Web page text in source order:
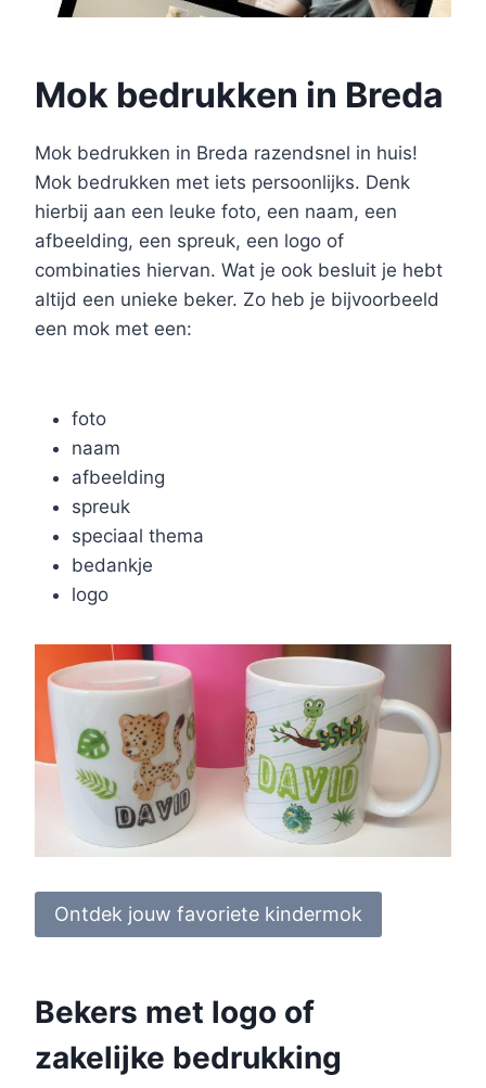
Mok bedrukken in Breda
Mok bedrukken in Breda razendsnel in huis!
Mok bedrukken met iets persoonlijks. Denk
hierbij aan een leuke foto, een naam, een
afbeelding, een spreuk, een logo of
combinaties hiervan. Wat je ook besluit je hebt
altijd een unieke beker. Zo heb je bijvoorbeeld
een mok met een:
foto
naam
afbeelding
spreuk
speciaal thema
bedankje
logo
Ontdek jouw favoriete kindermok
Bekers met logo of
zakelijke bedrukking